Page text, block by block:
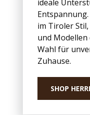
ideale
im Tiroler
und Modellen
Wahl für
Zuhause.
SHOP